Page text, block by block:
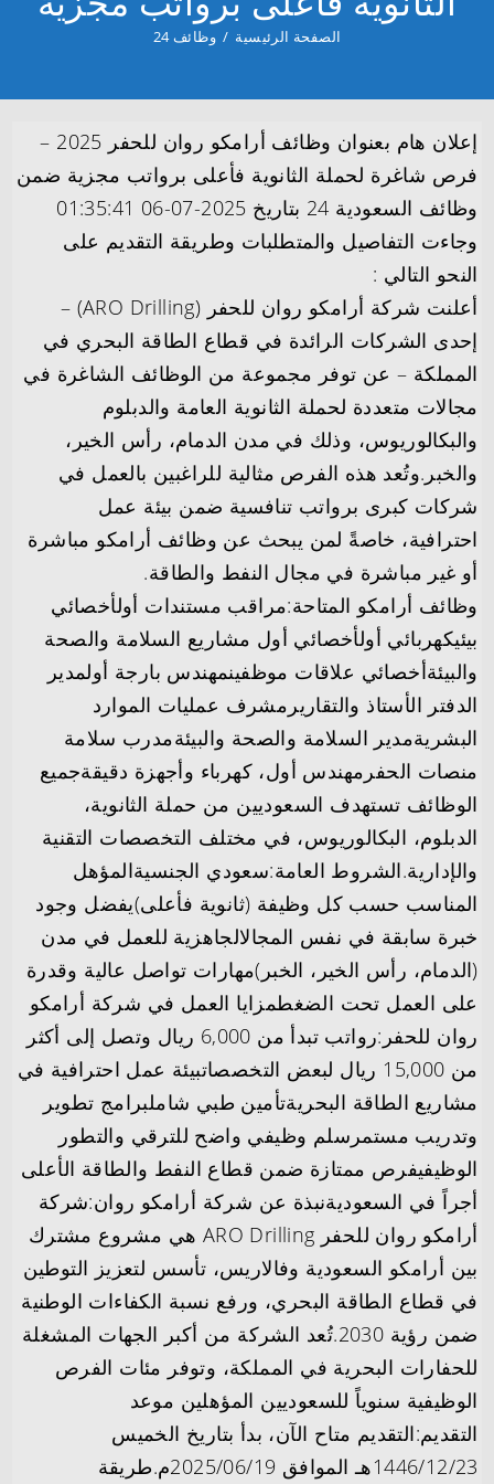
الصفحة الرئيسية / وظائف 24
إعلان هام بعنوان وظائف أرامكو روان للحفر 2025 –
فرص شاغرة لحملة الثانوية فأعلى برواتب مجزية ضمن
وظائف السعودية 24 بتاريخ 2025-07-06 01:35:41
وجاءت التفاصيل والمتطلبات وطريقة التقديم على
النحو التالي :
أعلنت شركة أرامكو روان للحفر (ARO Drilling) –
إحدى الشركات الرائدة في قطاع الطاقة البحري في
المملكة – عن توفر مجموعة من الوظائف الشاغرة في
مجالات متعددة لحملة الثانوية العامة والدبلوم
والبكالوريوس، وذلك في مدن الدمام، رأس الخير،
والخبر.وتُعد هذه الفرص مثالية للراغبين بالعمل في
شركات كبرى برواتب تنافسية ضمن بيئة عمل
احترافية، خاصةً لمن يبحث عن وظائف أرامكو مباشرة
أو غير مباشرة في مجال النفط والطاقة.
وظائف أرامكو المتاحة:مراقب مستندات أولأخصائي
بيئيكهربائي أولأخصائي أول مشاريع السلامة والصحة
والبيئةأخصائي علاقات موظفينمهندس بارجة أولمدير
الدفتر الأستاذ والتقاريرمشرف عمليات الموارد
البشريةمدير السلامة والصحة والبيئةمدرب سلامة
منصات الحفرمهندس أول، كهرباء وأجهزة دقيقةجميع
الوظائف تستهدف السعوديين من حملة الثانوية،
الدبلوم، البكالوريوس، في مختلف التخصصات التقنية
والإدارية.الشروط العامة:سعودي الجنسيةالمؤهل
المناسب حسب كل وظيفة (ثانوية فأعلى)يفضل وجود
خبرة سابقة في نفس المجالالجاهزية للعمل في مدن
(الدمام، رأس الخير، الخبر)مهارات تواصل عالية وقدرة
على العمل تحت الضغطمزايا العمل في شركة أرامكو
روان للحفر:رواتب تبدأ من 6,000 ريال وتصل إلى أكثر
من 15,000 ريال لبعض التخصصاتبيئة عمل احترافية في
مشاريع الطاقة البحريةتأمين طبي شاملبرامج تطوير
وتدريب مستمرسلم وظيفي واضح للترقي والتطور
الوظيفيفرص ممتازة ضمن قطاع النفط والطاقة الأعلى
أجراً في السعوديةنبذة عن شركة أرامكو روان:شركة
أرامكو روان للحفر ARO Drilling هي مشروع مشترك
بين أرامكو السعودية وفالاريس، تأسس لتعزيز التوطين
في قطاع الطاقة البحري، ورفع نسبة الكفاءات الوطنية
ضمن رؤية 2030.تُعد الشركة من أكبر الجهات المشغلة
للحفارات البحرية في المملكة، وتوفر مئات الفرص
الوظيفية سنوياً للسعوديين المؤهلين موعد
التقديم:التقديم متاح الآن، بدأ بتاريخ الخميس
1446/12/23هـ الموافق 2025/06/19م.طريقة